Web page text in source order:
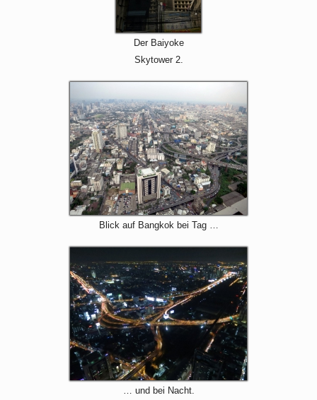
Der Baiyoke
Skytower 2.
Blick auf Bangkok bei Tag …
… und bei Nacht.